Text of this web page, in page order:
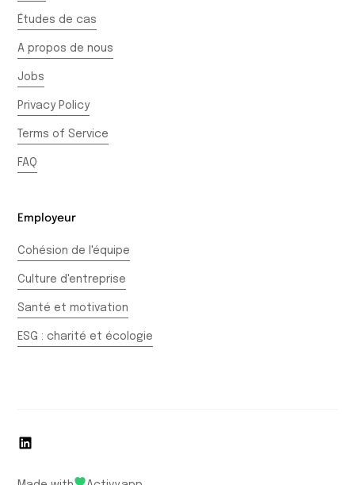
Études de cas
A propos de nous
Jobs
Privacy Policy
Terms of Service
FAQ
Employeur
Cohésion de l'équipe
Culture d'entreprise
Santé et motivation
ESG : charité et écologie